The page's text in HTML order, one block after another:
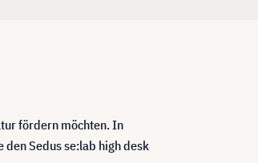
fördern möchten. In
den Sedus se:lab high desk